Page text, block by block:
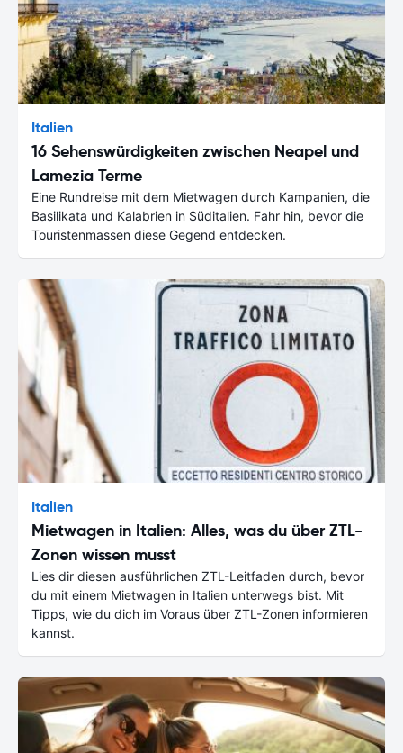
Italien
16 Sehenswürdigkeiten zwischen Neapel und
Lamezia Terme
Eine Rundreise mit dem Mietwagen durch Kampanien, die
Basilikata und Kalabrien in Süditalien. Fahr hin, bevor die
Touristenmassen diese Gegend entdecken.
Italien
Mietwagen in Italien: Alles, was du über ZTL-
Zonen wissen musst
Lies dir diesen ausführlichen ZTL-Leitfaden durch, bevor
du mit einem Mietwagen in Italien unterwegs bist. Mit
Tipps, wie du dich im Voraus über ZTL-Zonen informieren
kannst.